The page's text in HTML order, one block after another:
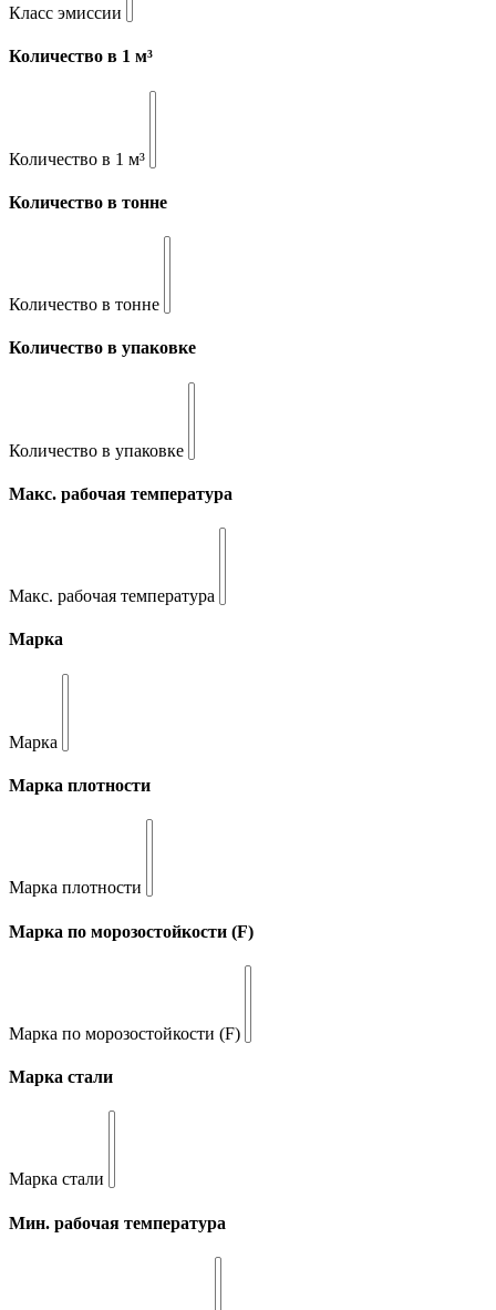
Класс эмиссии
Количество в 1 м³
Количество в 1 м³
Количество в тонне
Количество в тонне
Количество в упаковке
Количество в упаковке
Макс. рабочая температура
Макс. рабочая температура
Марка
Марка
Марка плотности
Марка плотности
Марка по морозостойкости (F)
Марка по морозостойкости (F)
Марка стали
Марка стали
Мин. рабочая температура